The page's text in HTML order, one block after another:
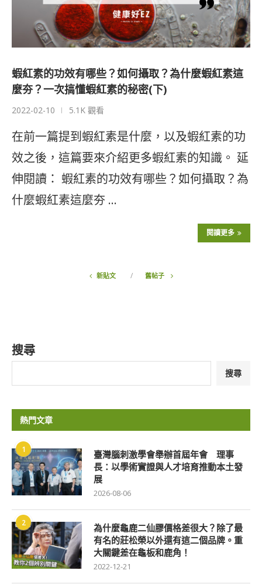
蝦紅素的功效有哪些？如何攝取？為什麼蝦紅素這
麼夯？一次搞懂蝦紅素的秘密(下)
2022-02-10 5.1K 觀看
在前一篇提到蝦紅素是什麼，以及蝦紅素的功
效之後，這篇要來介紹更多蝦紅素的知識。 延
伸閱讀： 蝦紅素的功效有哪些？如何攝取？為
什麼蝦紅素這麼夯 …
閱讀更多
新貼文 舊帖子
搜尋
搜尋
熱門文章
1
臺灣腦刺激學會舉辦首屆年會 理事
長：以學術實證與人才培育推動本土發
展
2026-08-06
2
為什麼龜鹿二仙膠價格差很大？除了最
有名的莊松榮以外還有這二個品牌。重
大關鍵差在龜板和鹿角！
2022-12-21